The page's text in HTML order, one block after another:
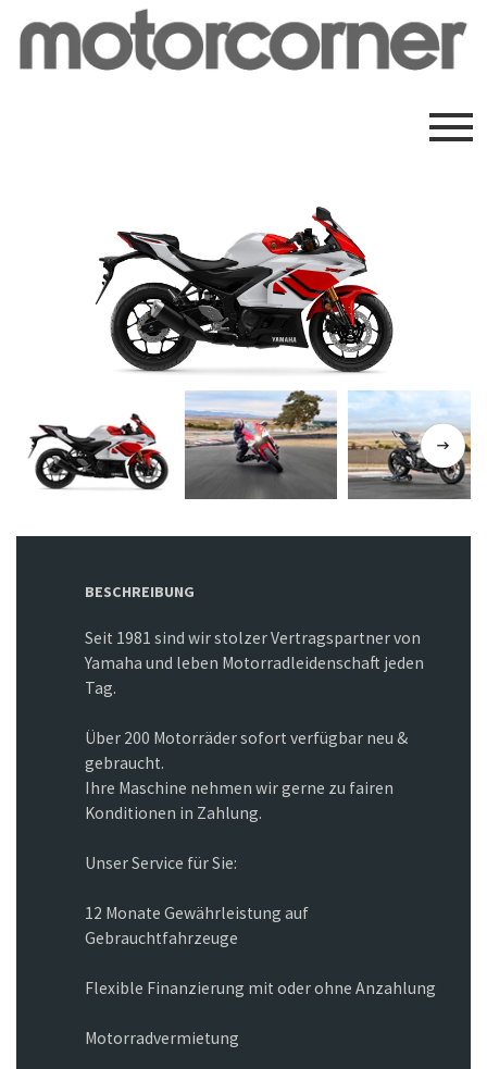
Previous
BESCHREIBUNG
Seit 1981 sind wir stolzer Vertragspartner von
Yamaha und leben Motorradleidenschaft jeden
Tag.
Über 200 Motorräder sofort verfügbar neu &
gebraucht.
Ihre Maschine nehmen wir gerne zu fairen
Konditionen in Zahlung.
Unser Service für Sie:
12 Monate Gewährleistung auf
Gebrauchtfahrzeuge
Flexible Finanzierung mit oder ohne Anzahlung
Motorradvermietung